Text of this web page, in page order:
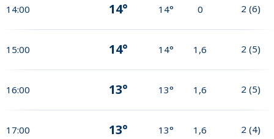
14:00 14° 14° 0 2 (6)
15:00 14° 14° 1,6 2 (5)
16:00 13° 13° 1,6 2 (5)
17:00 13° 13° 1,6 2 (4)